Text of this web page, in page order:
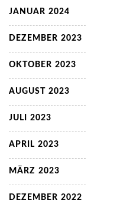
JANUAR 2024
DEZEMBER 2023
OKTOBER 2023
AUGUST 2023
JULI 2023
APRIL 2023
MÄRZ 2023
DEZEMBER 2022